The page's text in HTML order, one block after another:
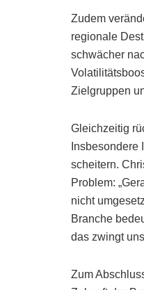
Zudem
regionale
schwächer
Zielgruppen
Gleichzeitig
scheitern.
Problem:
nicht
Branche
das zwingt
Zum